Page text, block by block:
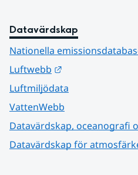
Datavärdskap
Nationella
Luftwebb
Luftmiljödata
VattenWebb
Datavärdskap, oceanografi
Datavärdskap för